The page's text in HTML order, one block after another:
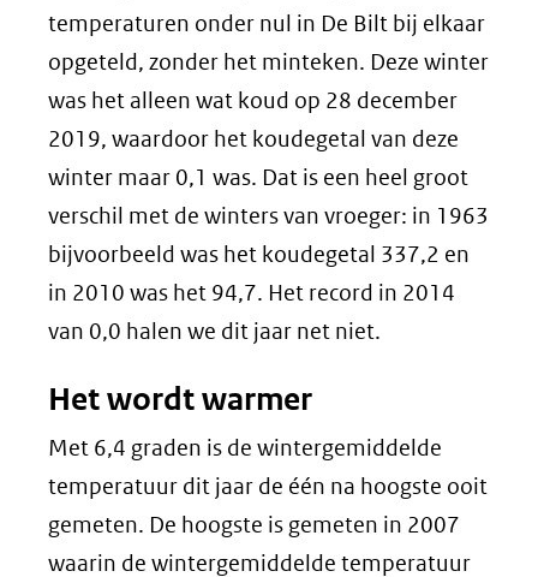
temperaturen onder nul in De Bilt bij elkaar
opgeteld, zonder het minteken. Deze winter
was het alleen wat koud op 28 december
2019, waardoor het koudegetal van deze
winter maar 0,1 was. Dat is een heel groot
verschil met de winters van vroeger: in 1963
bijvoorbeeld was het koudegetal 337,2 en
in 2010 was het 94,7. Het record in 2014
van 0,0 halen we dit jaar net niet.
Het wordt warmer
Met 6,4 graden is de wintergemiddelde
temperatuur dit jaar de één na hoogste ooit
gemeten. De hoogste is gemeten in 2007
waarin de wintergemiddelde temperatuur